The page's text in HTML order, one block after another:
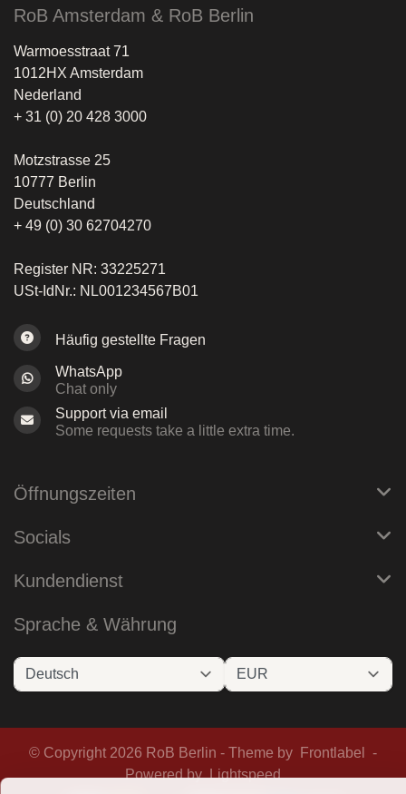
RoB Amsterdam & RoB Berlin
Warmoesstraat 71
1012HX Amsterdam
Nederland
+ 31 (0) 20 428 3000
Motzstrasse 25
10777 Berlin
Deutschland
+ 49 (0) 30 62704270
Register NR: 33225271
USt-IdNr.: NL001234567B01
Häufig gestellte Fragen
WhatsApp
Chat only
Support via email
Some requests take a little extra time.
Öffnungszeiten
Socials
Kundendienst
Sprache & Währung
© Copyright 2026 RoB Berlin - Theme by Frontlabel
-
Powered by Lightspeed